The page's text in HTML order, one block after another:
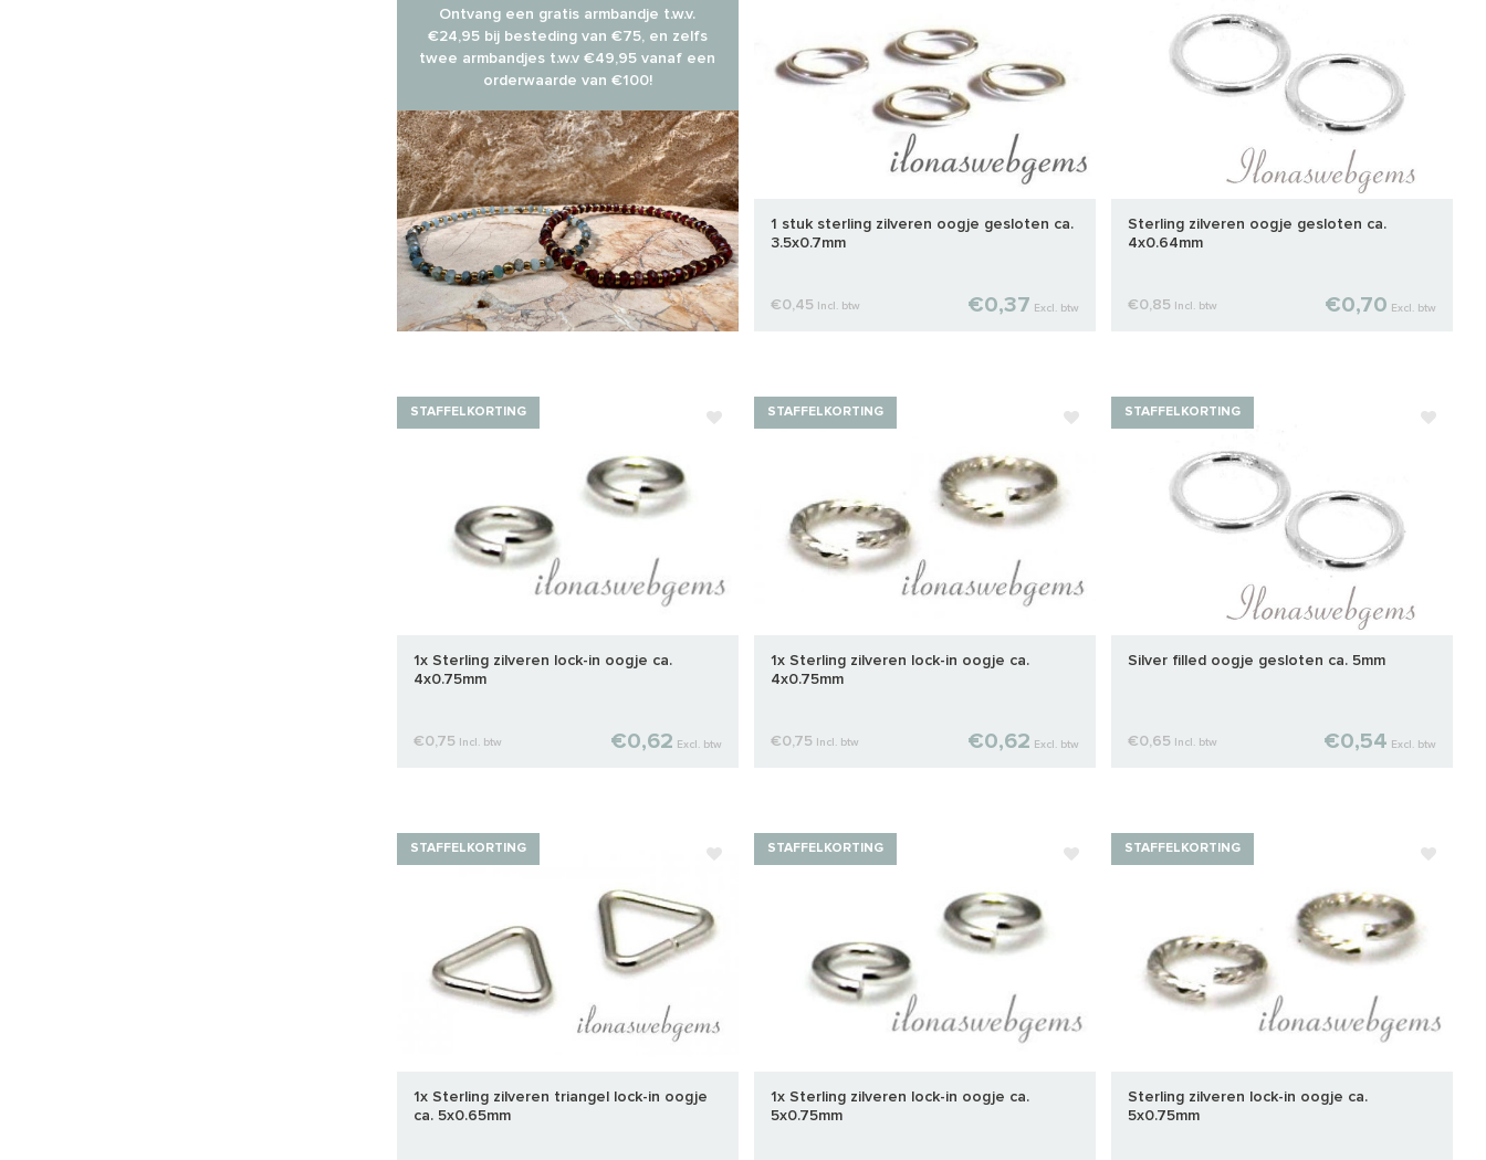
Ontvang een gratis armbandje t.w.v.
€24,95 bij besteding van €75, en zelfs
twee armbandjes t.w.v €49,95 vanaf een
orderwaarde van €100!
1 stuk sterling zilveren oogje gesloten ca.
3.5x0.7mm
€0,45 Incl. btw €0,37 Excl. btw
Sterling zilveren oogje gesloten ca.
4x0.64mm
€0,85 Incl. btw €0,70 Excl. btw
STAFFELKORTING
1x Sterling zilveren lock-in oogje ca.
4x0.75mm
€0,75 Incl. btw €0,62 Excl. btw
STAFFELKORTING
1x Sterling zilveren lock-in oogje ca.
4x0.75mm
€0,75 Incl. btw €0,62 Excl. btw
STAFFELKORTING
Silver filled oogje gesloten ca. 5mm
€0,65 Incl. btw €0,54 Excl. btw
STAFFELKORTING
1x Sterling zilveren triangel lock-in oogje
ca. 5x0.65mm
STAFFELKORTING
1x Sterling zilveren lock-in oogje ca.
5x0.75mm
STAFFELKORTING
Sterling zilveren lock-in oogje ca.
5x0.75mm